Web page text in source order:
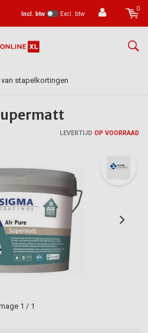
Incl. btw Excl. btw
0
besteld, morgen in huis*
LEVERTIJD OP VOORRAAD
1 / 1